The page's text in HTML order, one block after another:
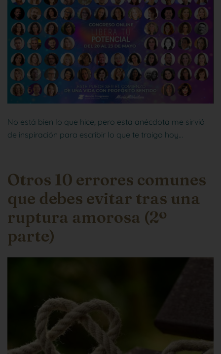
No está bien lo que hice, pero esta anécdota me sirvió
de inspiración para escribir lo que te traigo hoy…
Otros 10 errores comunes
que debes evitar tras una
ruptura amorosa (2º
parte)